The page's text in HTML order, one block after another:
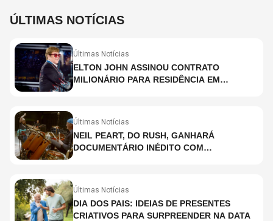
ÚLTIMAS NOTÍCIAS
Últimas Notícias
ELTON JOHN ASSINOU CONTRATO
MILIONÁRIO PARA RESIDÊNCIA EM
Últimas Notícias
NEIL PEART, DO RUSH, GANHARÁ
DOCUMENTÁRIO INÉDITO COM
Últimas Notícias
DIA DOS PAIS: IDEIAS DE PRESENTES
CRIATIVOS PARA SURPREENDER NA DATA